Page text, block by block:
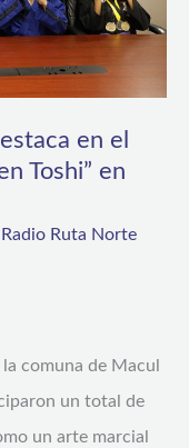
en el
Toshi” en
Radio Ruta Norte
comuna de Macul
un total de
un arte marcial